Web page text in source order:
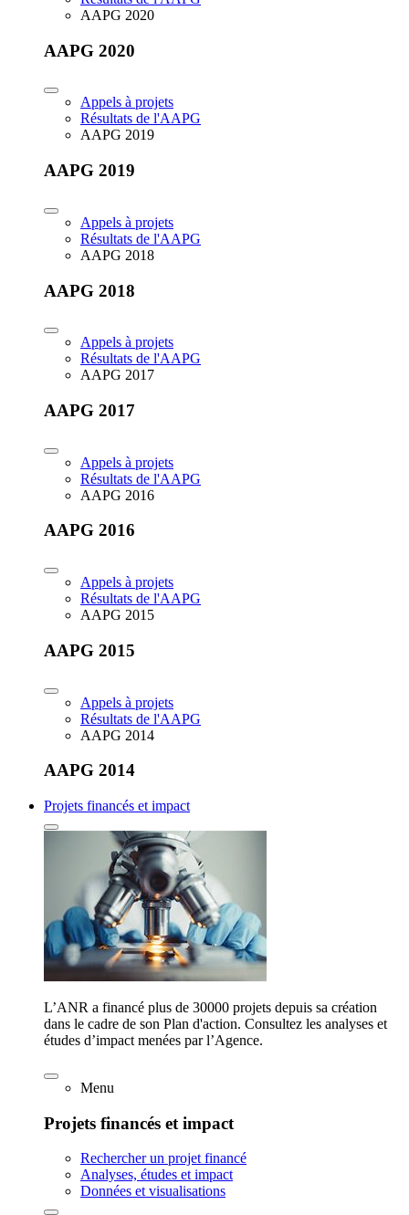
AAPG 2020
AAPG 2020
Appels à projets
Résultats de l'AAPG
AAPG 2019
AAPG 2019
Appels à projets
Résultats de l'AAPG
AAPG 2018
AAPG 2018
Appels à projets
Résultats de l'AAPG
AAPG 2017
AAPG 2017
Appels à projets
Résultats de l'AAPG
AAPG 2016
AAPG 2016
Appels à projets
Résultats de l'AAPG
AAPG 2015
AAPG 2015
Appels à projets
Résultats de l'AAPG
AAPG 2014
AAPG 2014
Projets financés et impact
L’ANR a financé plus de 30000 projets depuis sa création
dans le cadre de son Plan d'action. Consultez les analyses et
études d’impact menées par l’Agence.
Menu
Projets financés et impact
Rechercher un projet financé
Analyses, études et impact
Données et visualisations